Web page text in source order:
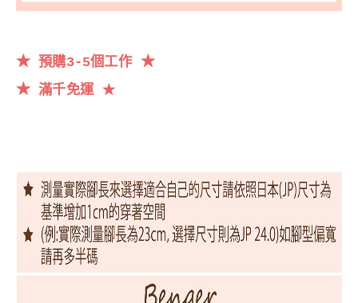
★ 預購3-5個工作★
★ 滿千免運 ★